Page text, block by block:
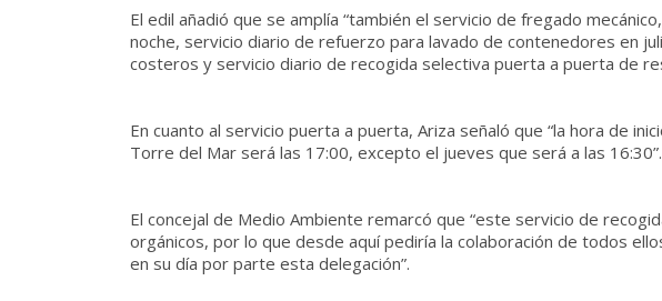
El edil añadió que se amplía “también el servicio de fregado
noche, servicio diario de refuerzo para lavado de contenedores en
costeros y servicio diario de recogida selectiva puerta a puerta de
En cuanto al servicio puerta a puerta, Ariza señaló que “la hora de
Torre del Mar será las 17:00, excepto el jueves que será a las 16:30”.
El concejal de Medio Ambiente remarcó que “este servicio de
orgánicos, por lo que desde aquí pediría la colaboración de todos
en su día por parte esta delegación”.